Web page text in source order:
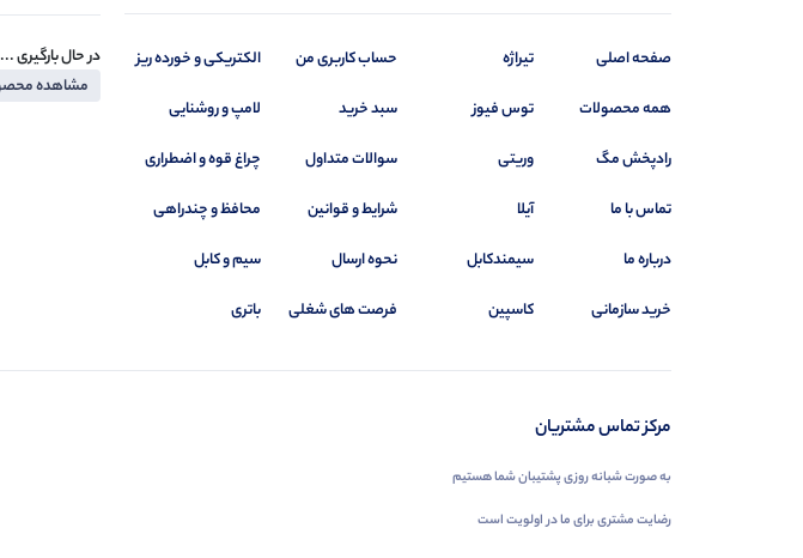
صفحه اصلی
همه محصولات
رادپخش مگ
تماس با ما
درباره ما
خرید سازمانی
تیراژه
توس فیوز
وریتی
آیلا
سیمندکابل
کاسپین
حساب کاربری من
سبد خرید
سوالات متداول
شرایط و قوانین
نحوه ارسال
فرصت های شغلی
الکتریکی و خورده ریز
لامپ و روشنایی
چراغ قوه و اضطراری
محافظ و چندراهی
سیم و کابل
باتری
در حال بارگیری ...
مشاهده
مرکز تماس مشتریان
به صورت شبانه روزی پشتیبان شما هستیم
رضایت مشتری برای ما در اولویت است